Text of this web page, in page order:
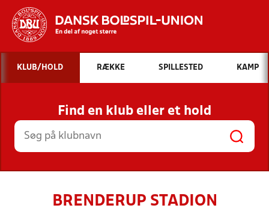
Hvad vil du søge efter?
INDHOLD OG NYHEDER
STILLINGER, RESULTATER, KLUBBER OG
HOLD
KLUB/HOLD RÆKKE SPILLESTED KAMP
Find en klub eller et hold
BRENDERUP STADION